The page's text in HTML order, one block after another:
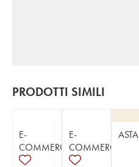
PRODOTTI SIMILI
E-
COMMERCE
E-
COMMERCE
ASTA